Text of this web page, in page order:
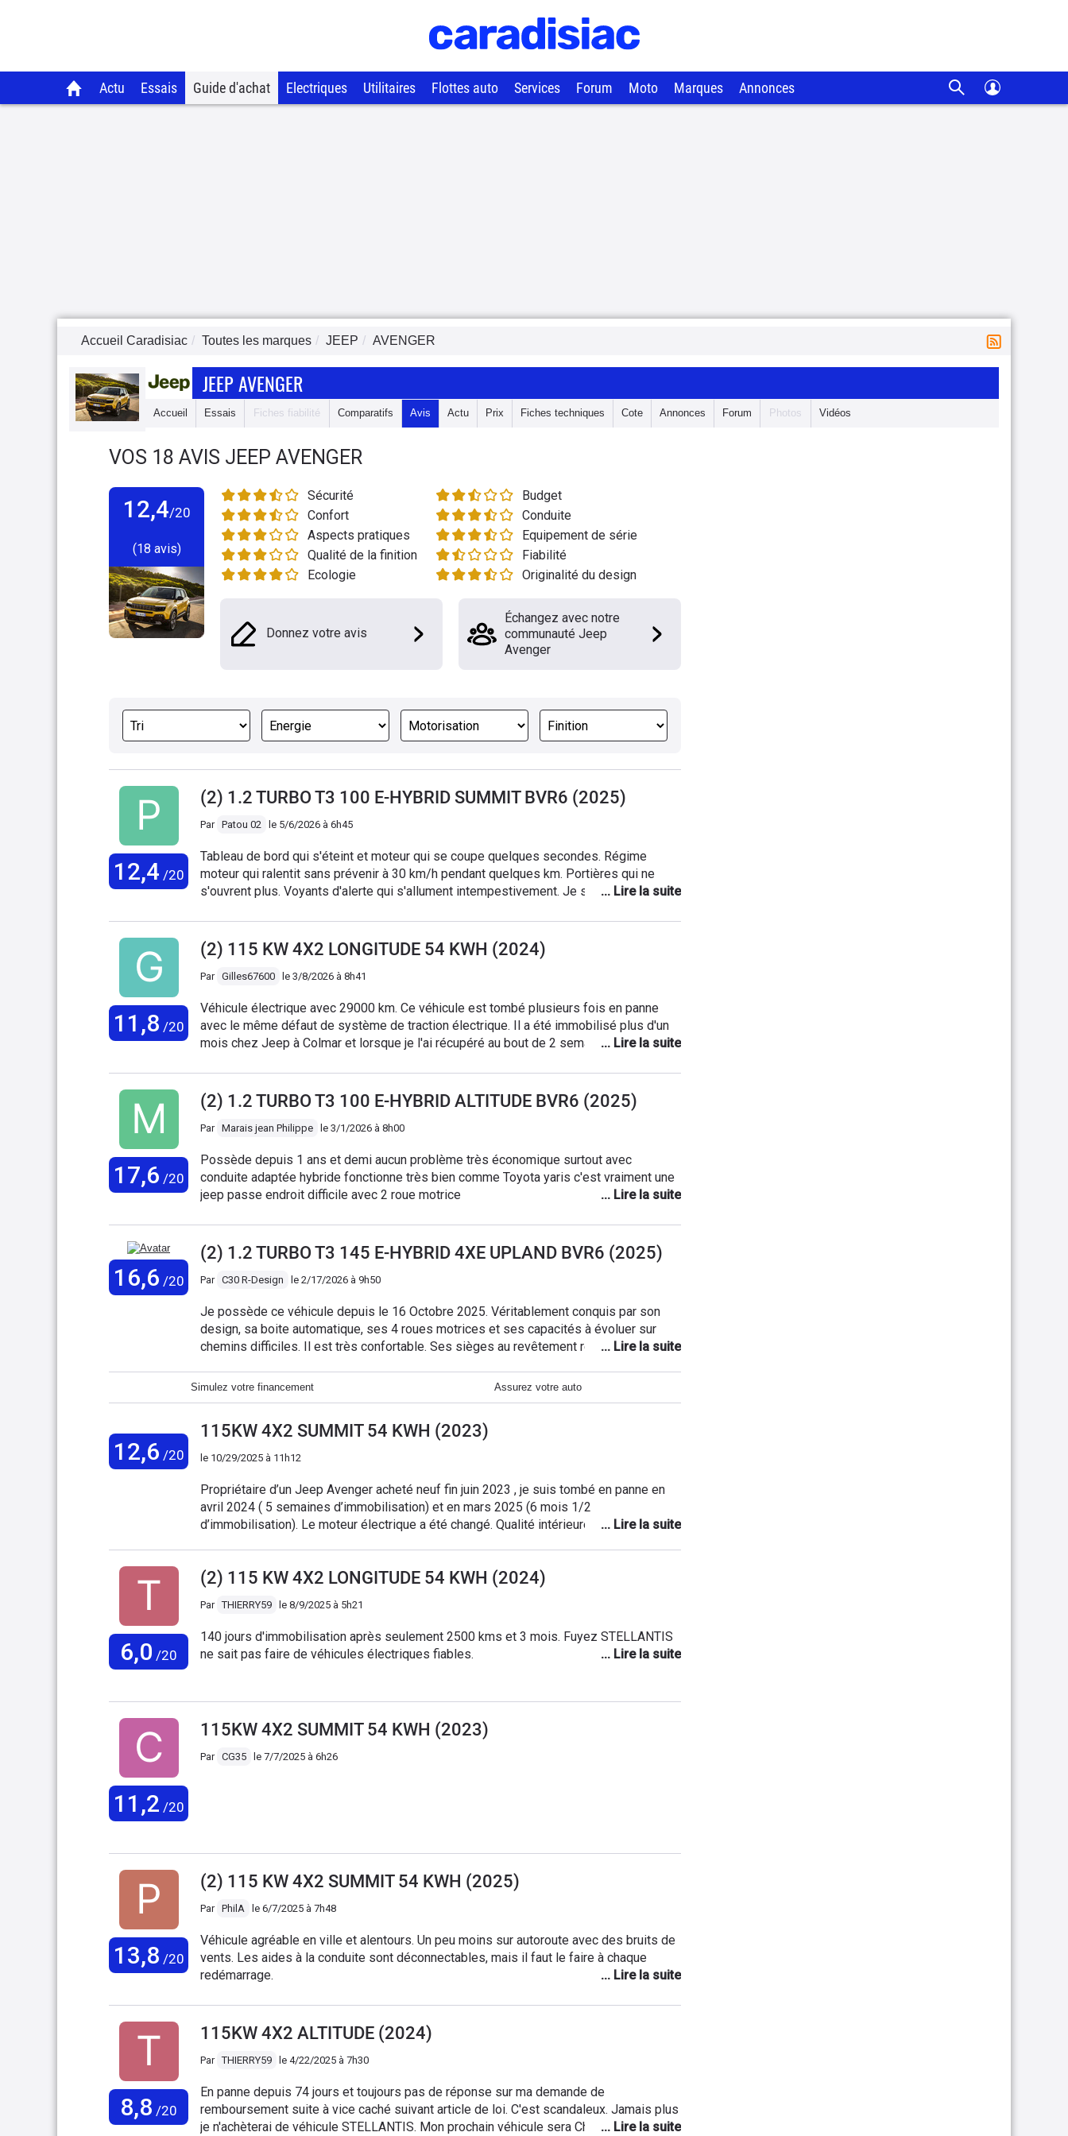
Actu Essais Guide d'achat Electriques Utilitaires Flottes auto Services Forum Moto Marques Annonces
Accueil Caradisiac Toutes les marques JEEP AVENGER
JEEP AVENGER
Accueil Essais Fiches fiabilité Comparatifs Avis Actu Prix Fiches techniques Cote Annonces Forum Photos Vidéos
VOS 18 AVIS JEEP AVENGER
12,4/20
(18 avis)
Sécurité
Budget
Confort
Conduite
Aspects pratiques
Equipement de série
Qualité de la finition
Fiabilité
Ecologie
Originalité du design
Donnez votre avis
Échangez avec notre
communauté Jeep
Avenger
12,4 /20
(2) 1.2 TURBO T3 100 E-HYBRID SUMMIT BVR6 (2025)
Par Patou 02 le 5/6/2026 à 6h45
Tableau de bord qui s'éteint et moteur qui se coupe quelques secondes. Régime
moteur qui ralentit sans prévenir à 30 km/h pendant quelques km. Portières qui ne
s'ouvrent plus. Voyants d'alerte qui s'allument intempestivement. Je suis retourné 3
conduis pas sereinement.
11,8 /20
(2) 115 KW 4X2 LONGITUDE 54 KWH (2024)
Par Gilles67600 le 3/8/2026 à 8h41
Véhicule électrique avec 29000 km. Ce véhicule est tombé plusieurs fois en panne
avec le même défaut de système de traction électrique. Il a été immobilisé plus d'un
mois chez Jeep à Colmar et lorsque je l'ai récupéré au bout de 2 semaines d'utilis
17,6 /20
(2) 1.2 TURBO T3 100 E-HYBRID ALTITUDE BVR6 (2025)
Par Marais jean Philippe le 3/1/2026 à 8h00
Possède depuis 1 ans et demi aucun problème très économique surtout avec
conduite adaptée hybride fonctionne très bien comme Toyota yaris c'est vraiment une
jeep passe endroit difficile avec 2 roue motrice
16,6 /20
(2) 1.2 TURBO T3 145 E-HYBRID 4XE UPLAND BVR6 (2025)
Par C30 R-Design le 2/17/2026 à 9h50
Je possède ce véhicule depuis le 16 Octobre 2025. Véritablement conquis par son
design, sa boite automatique, ses 4 roues motrices et ses capacités à évoluer sur
chemins difficiles. Il est très confortable. Ses sièges au revêtement résistant aux
On a même le toit ouvrant électrique panoramique. Il est très agréable à conduire. A
voir dans le temps si la refonte du moteur (chaîne ...) améliore la fiabilité). Le coffre est
de besoin. Consommation correcte en usage normal.
Simulez votre financement Assurez votre auto
12,6 /20
115KW 4X2 SUMMIT 54 KWH (2023)
le 10/29/2025 à 11h12
Propriétaire d’un Jeep Avenger acheté neuf fin juin 2023 , je suis tombé en panne en
avril 2024 ( 5 semaines d’immobilisation) et en mars 2025 (6 mois 1/2
d’immobilisation). Le moteur électrique a été changé. Qualité intérieure très médiocre.
6,0 /20
(2) 115 KW 4X2 LONGITUDE 54 KWH (2024)
Par THIERRY59 le 8/9/2025 à 5h21
140 jours d'immobilisation après seulement 2500 kms et 3 mois. Fuyez STELLANTIS
ne sait pas faire de véhicules électriques fiables.
11,2 /20
115KW 4X2 SUMMIT 54 KWH (2023)
Par CG35 le 7/7/2025 à 6h26
13,8 /20
(2) 115 KW 4X2 SUMMIT 54 KWH (2025)
Par PhilA le 6/7/2025 à 7h48
Véhicule agréable en ville et alentours. Un peu moins sur autoroute avec des bruits de
vents. Les aides à la conduite sont déconnectables, mais il faut le faire à chaque
redémarrage.
8,8 /20
115KW 4X2 ALTITUDE (2024)
Par THIERRY59 le 4/22/2025 à 7h30
En panne depuis 74 jours et toujours pas de réponse sur ma demande de
remboursement suite à vice caché suivant article de loi. C'est scandaleux. Jamais plus
je n'achèterai de véhicule STELLANTIS. Mon prochain véhicule sera Chinois ou Coréen.